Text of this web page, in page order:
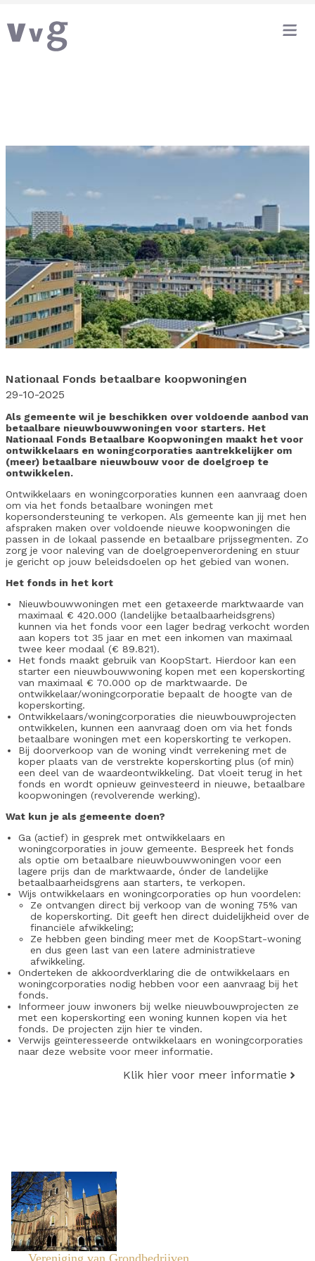
Nationaal Fonds betaalbare koopwoningen
29-10-2025
Als gemeente wil je beschikken over voldoende aanbod van
betaalbare nieuwbouwwoningen voor starters. Het
Nationaal Fonds Betaalbare Koopwoningen maakt het voor
ontwikkelaars en woningcorporaties aantrekkelijker om
(meer) betaalbare nieuwbouw voor de doelgroep te
ontwikkelen.
Ontwikkelaars en woningcorporaties kunnen een aanvraag doen
om via het fonds betaalbare woningen met
kopersondersteuning te verkopen. Als gemeente kan jij met hen
afspraken maken over voldoende nieuwe koopwoningen die
passen in de lokaal passende en betaalbare prijssegmenten. Zo
zorg je voor naleving van de doelgroepenverordening en stuur
je gericht op jouw beleidsdoelen op het gebied van wonen.
Het fonds in het kort
Nieuwbouwwoningen met een getaxeerde marktwaarde van
maximaal € 420.000 (landelijke betaalbaarheidsgrens)
kunnen via het fonds voor een lager bedrag verkocht worden
aan kopers tot 35 jaar en met een inkomen van maximaal
twee keer modaal (€ 89.821).
Het fonds maakt gebruik van KoopStart. Hierdoor kan een
starter een nieuwbouwwoning kopen met een koperskorting
van maximaal € 70.000 op de marktwaarde. De
ontwikkelaar/woningcorporatie bepaalt de hoogte van de
koperskorting.
Ontwikkelaars/woningcorporaties die nieuwbouwprojecten
ontwikkelen, kunnen een aanvraag doen om via het fonds
betaalbare woningen met een koperskorting te verkopen.
Bij doorverkoop van de woning vindt verrekening met de
koper plaats van de verstrekte koperskorting plus (of min)
een deel van de waardeontwikkeling. Dat vloeit terug in het
fonds en wordt opnieuw geïnvesteerd in nieuwe, betaalbare
koopwoningen (revolverende werking).
Wat kun je als gemeente doen?
Ga (actief) in gesprek met ontwikkelaars en
woningcorporaties in jouw gemeente. Bespreek het fonds
als optie om betaalbare nieuwbouwwoningen voor een
lagere prijs dan de marktwaarde, ónder de landelijke
betaalbaarheidsgrens aan starters, te verkopen.
Wijs ontwikkelaars en woningcorporaties op hun voordelen:
Ze ontvangen direct bij verkoop van de woning 75% van
de koperskorting. Dit geeft hen direct duidelijkheid over de
financiële afwikkeling;
Ze hebben geen binding meer met de KoopStart-woning
en dus geen last van een latere administratieve
afwikkeling.
Onderteken de akkoordverklaring die de ontwikkelaars en
woningcorporaties nodig hebben voor een aanvraag bij het
fonds.
Informeer jouw inwoners bij welke nieuwbouwprojecten ze
met een koperskorting een woning kunnen kopen via het
fonds. De projecten zijn hier te vinden.
Verwijs geïnteresseerde ontwikkelaars en woningcorporaties
naar deze website voor meer informatie.
Klik hier voor meer informatie
Vereniging van Grondbedrijven